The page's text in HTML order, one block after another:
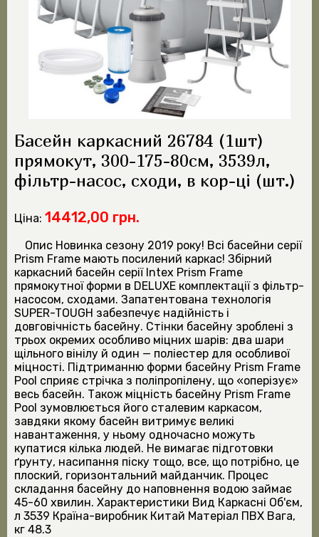
Басейн каркасний 26784 (1шт)
прямокут, 300-175-80см, 3539л,
фільтр-насос, сходи, в кор-ці (шт.)
Ціна: 14412,00 грн.
Опис Новинка сезону 2019 року! Всі басейни серії
Prism Frame мають посилений каркас! Збірний
каркасний басейн серії Intex Prism Frame
прямокутної форми в DELUXE комплектації з фільтр-
насосом, сходами. Запатентована технологія
SUPER-TOUGH забезпечує надійність і
довговічність басейну. Стінки басейну зроблені з
трьох окремих особливо міцних шарів: два шари
щільного вінілу й один — поліестер для особливої
міцності. Підтриманню форми басейну Prism Frame
Pool сприяє стрічка з поліпропілену, що «оперізує»
весь басейн. Також міцність басейну Prism Frame
Pool зумовлюється його сталевим каркасом,
завдяки якому басейн витримує великі
навантаження, у ньому одночасно можуть
купатися кілька людей. Не вимагає підготовки
ґрунту, насипання піску тощо, все, що потрібно, це
плоский, горизонтальний майданчик. Процес
складання басейну до наповнення водою займає
45-60 хвилин. Характеристики Вид Каркасні Об'єм,
л 3539 Країна-виробник Китай Матеріал ПВХ Вага,
кг 48.3